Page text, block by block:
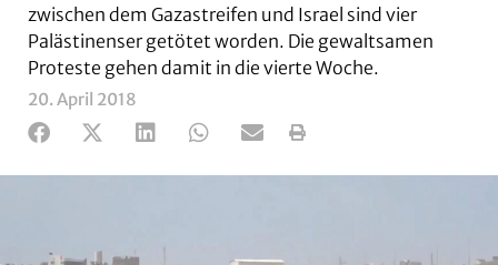
zwischen dem Gazastreifen und Israel sind vier
Palästinenser getötet worden. Die gewaltsamen
Proteste gehen damit in die vierte Woche.
20. April 2018